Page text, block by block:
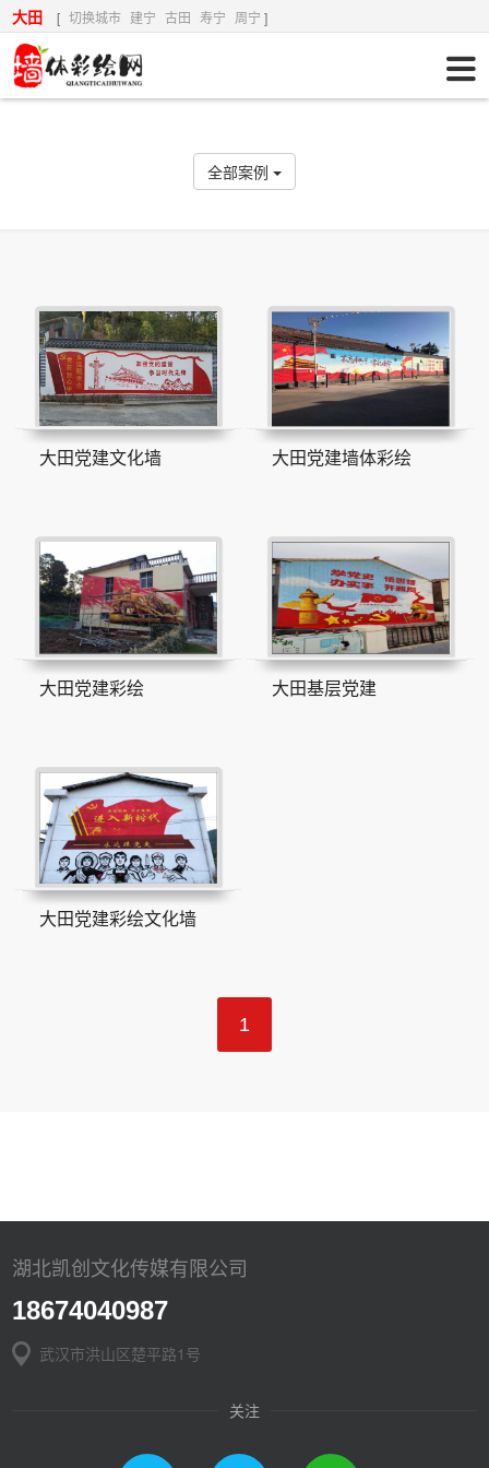
大田 [ 切换城市 建宁 古田 寿宁 周宁 ]
全部案例
大田党建文化墙 大田党建墙体彩绘
大田党建彩绘 大田基层党建
大田党建彩绘文化墙
1
湖北凯创文化传媒有限公司
18674040987
武汉市洪山区楚平路1号
关注